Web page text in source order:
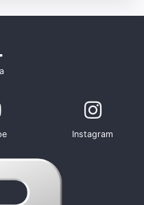
Instagram